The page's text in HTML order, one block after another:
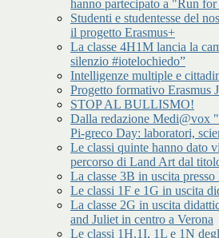
hanno partecipato a "Run for
Studenti e studentesse del
il progetto Erasmus+
La classe 4H1M lancia la
silenzio #iotelochiedo”
Intelligenze multiple e
Progetto formativo Erasmus
STOP AL BULLISMO!
Dalla redazione Medi@vox
Pi-greco Day: laboratori,
Le classi quinte hanno dato
percorso di Land Art dal
La classe 3B in uscita
Le classi 1F e 1G in uscita
La classe 2G in uscita
and Juliet in centro a Verona
Le classi 1H,1I, 1L e 1N